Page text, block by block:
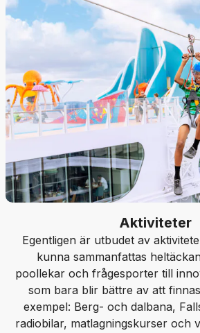
Aktiviteter
Egentligen är utbudet av
kunna sammanfattas
poollekar och frågesporter till
som bara blir bättre av att
exempel: Berg- och dalbana,
radiobilar, matlagningskurser och